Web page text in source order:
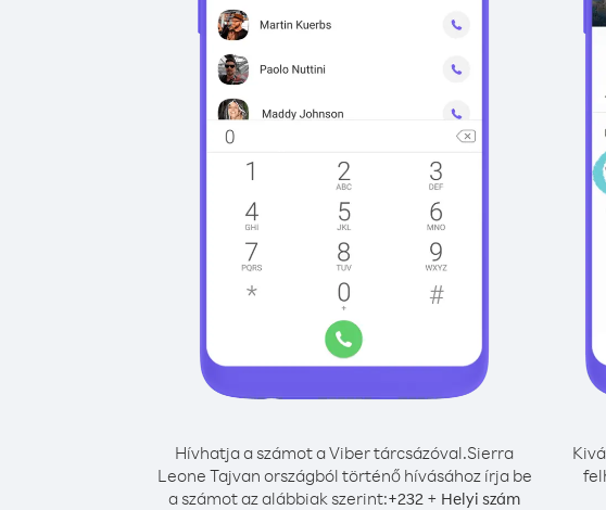
Hívhatja a számot a Viber tárcsázóval.Sierra
Leone Tajvan országból történő hívásához írja be
a számot az alábbiak szerint:+232 + Helyi szám